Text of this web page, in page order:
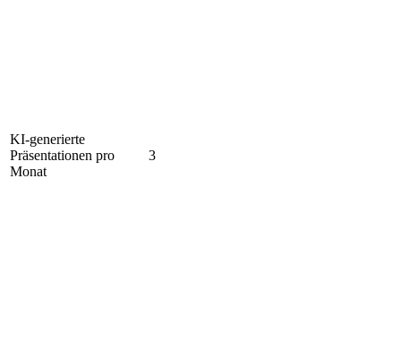
KI-generierte
Präsentationen pro
Monat
3